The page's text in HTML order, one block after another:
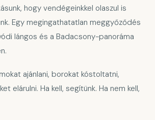
hogy vendégeinkkel olaszul is
Egy megingathatatlan meggyőződés
lángos és a Badacsony-panoráma
ajánlani, borokat kóstoltatni,
elárulni. Ha kell, segítünk. Ha nem kell,